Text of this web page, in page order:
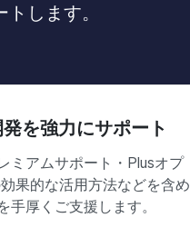
します。
を強力にサポート
ミアムサポート・Plusオプ
果的な活用方法などを含め
手厚くご支援します。